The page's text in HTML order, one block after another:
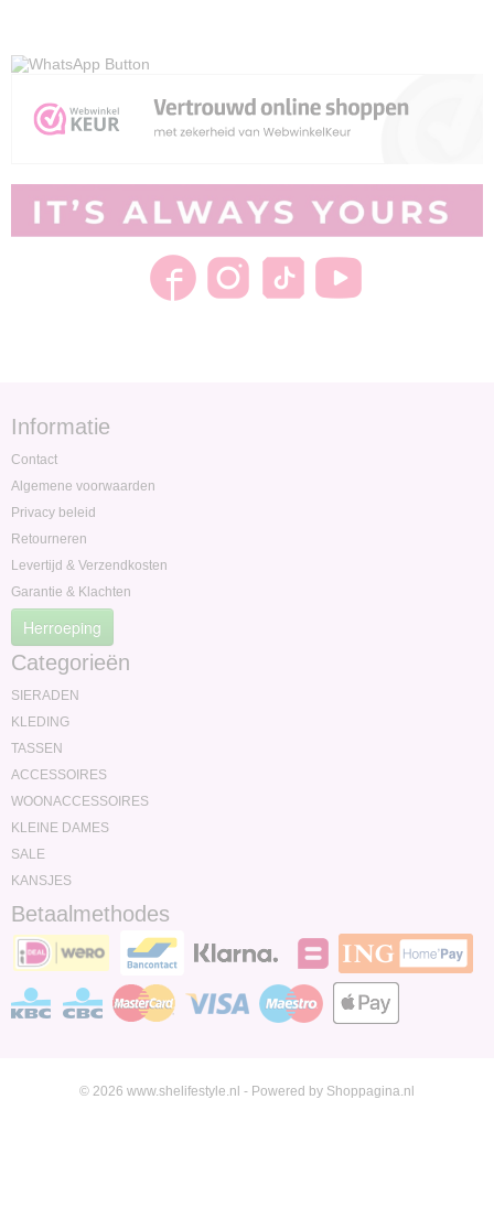
Informatie
Contact
Algemene voorwaarden
Privacy beleid
Retourneren
Levertijd & Verzendkosten
Garantie & Klachten
Herroeping
Categorieën
SIERADEN
KLEDING
TASSEN
ACCESSOIRES
WOONACCESSOIRES
KLEINE DAMES
SALE
KANSJES
Betaalmethodes
© 2026 www.shelifestyle.nl - Powered by Shoppagina.nl